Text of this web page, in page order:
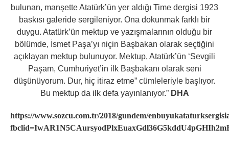
bulunan, manşette Atatürk’ün yer aldığı Time dergisi 1923
baskısı galeride sergileniyor. Ona dokunmak farklı bir
duygu. Atatürk’ün mektup ve yazışmalarının olduğu bir
bölümde, İsmet Paşa’yı niçin Başbakan olarak seçtiğini
açıklayan mektup bulunuyor. Mektup, Atatürk’ün ‘Sevgili
Paşam, Cumhuriyet’in ilk Başbakanı olarak seni
düşünüyorum. Dur, hiç itiraz etme” cümleleriyle başlıyor.
Bu mektup da ilk defa yayınlanıyor.” DHA
https://www.sozcu.com.tr/2018/gundem/